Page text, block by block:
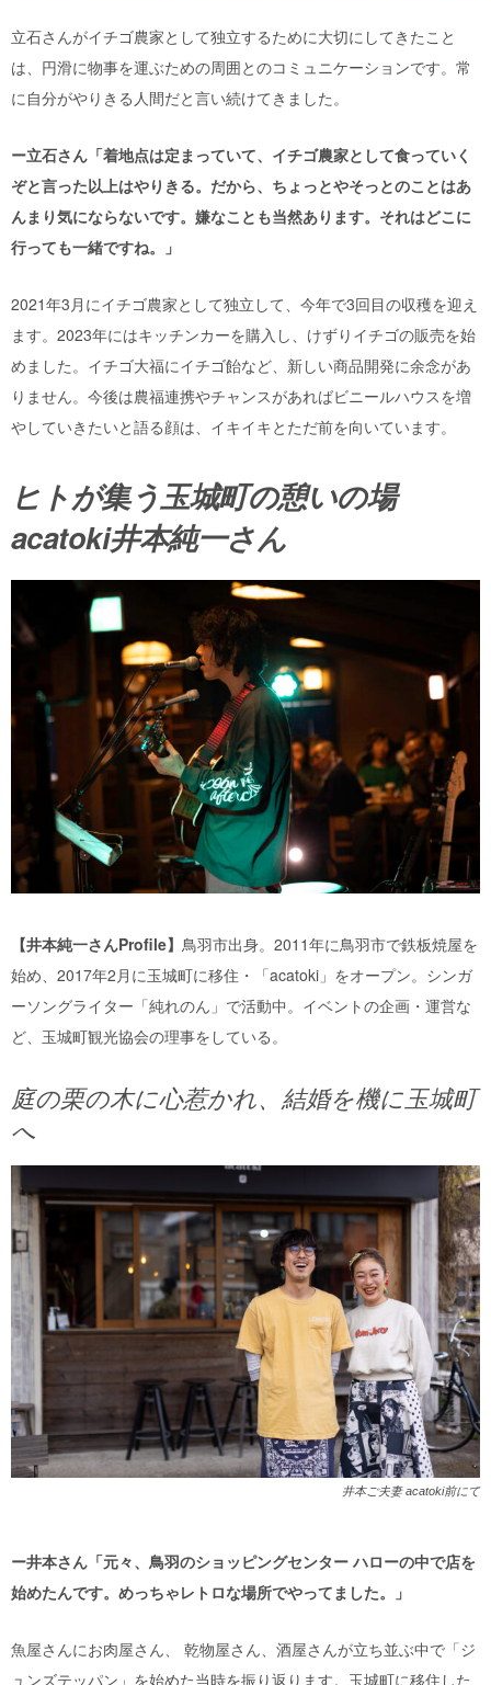
立石さんがイチゴ農家として独立するために大切にしてきたこと
は、円滑に物事を運ぶための周囲とのコミュニケーションです。常
に自分がやりきる人間だと言い続けてきました。
ー立石さん「着地点は定まっていて、イチゴ農家として食っていく
ぞと言った以上はやりきる。だから、ちょっとやそっとのことはあ
んまり気にならないです。嫌なことも当然あります。それはどこに
行っても一緒ですね。」
2021年3月にイチゴ農家として独立して、今年で3回目の収穫を迎え
ます。2023年にはキッチンカーを購入し、けずりイチゴの販売を始
めました。イチゴ大福にイチゴ飴など、新しい商品開発に余念があ
りません。今後は農福連携やチャンスがあればビニールハウスを増
やしていきたいと語る顔は、イキイキとただ前を向いています。
ヒトが集う玉城町の憩いの場
acatoki井本純一さん
【井本純一さんProfile】 鳥羽市出身。2011年に鳥羽市で鉄板焼屋を
始め、2017年2月に玉城町に移住・「acatoki」をオープン。シンガ
ーソングライター「純れのん」で活動中。イベントの企画・運営な
ど、玉城町観光協会の理事をしている。
庭の栗の木に心惹かれ、結婚を機に玉城町
へ
井本ご夫妻 acatoki前にて
ー井本さん「元々、鳥羽のショッピングセンター ハローの中で店を
始めたんです。めっちゃレトロな場所でやってました。」
魚屋さんにお肉屋さん、 乾物屋さん、酒屋さんが立ち並ぶ中で「ジ
ュンズテッパン」を始めた当時を振り返ります。玉城町に移住した